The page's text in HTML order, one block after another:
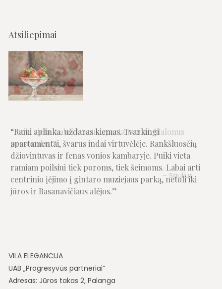
Atsiliepimai
Puiki vieta. Labai švarūs apartamentai. Malonus
personalas.
Saulius
Tel nr.:+37061574455
El. paštas:info@elegancija.lt